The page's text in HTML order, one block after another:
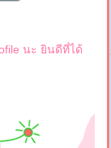
นะ ยินดีที่ได้